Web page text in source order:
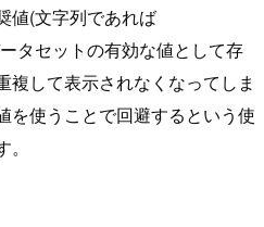
値(文字列であれば
タセットの有効な値として存
複して表示されなくなってしま
を使うことで回避するという使